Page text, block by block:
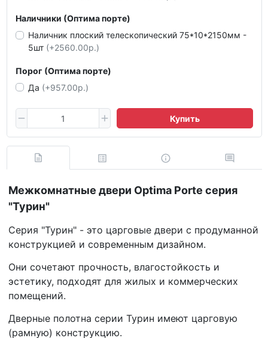
Наличники (Оптима порте)
Наличник плоский телескопический 75*10*2150мм -
5шт (+2560.00р.)
Порог (Оптима порте)
Да (+957.00р.)
Купить
Межкомнатные двери Optima Porte серия
"Турин"
Серия "Турин" - это царговые двери с продуманной
конструкцией и современным дизайном.
Они сочетают прочность, влагостойкость и
эстетику, подходят для жилых и коммерческих
помещений.
Дверные полотна серии Турин имеют царговую
(рамную) конструкцию.